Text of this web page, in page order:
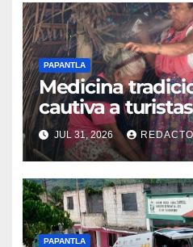
PAPANTLA
Medicina
cautiva a turistas
JUL 31, 2026
PAPANTLA